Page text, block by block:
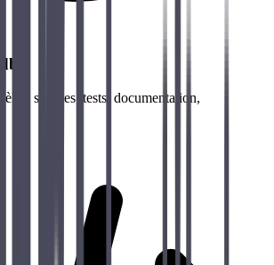
sources, tests, documentation,